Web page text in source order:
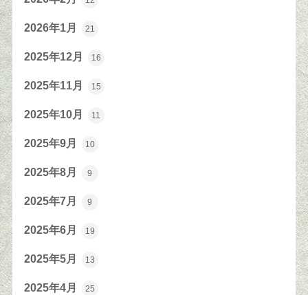
2026年1月 21
2025年12月 16
2025年11月 15
2025年10月 11
2025年9月 10
2025年8月 9
2025年7月 9
2025年6月 19
2025年5月 13
2025年4月 25